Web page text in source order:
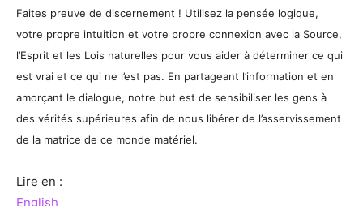
Faites preuve de discernement ! Utilisez la pensée logique,
votre propre intuition et votre propre connexion avec la Source,
l’Esprit et les Lois naturelles pour vous aider à déterminer ce qui
est vrai et ce qui ne l’est pas. En partageant l’information et en
amorçant le dialogue, notre but est de sensibiliser les gens à
des vérités supérieures afin de nous libérer de l’asservissement
de la matrice de ce monde matériel.
Lire en :
English